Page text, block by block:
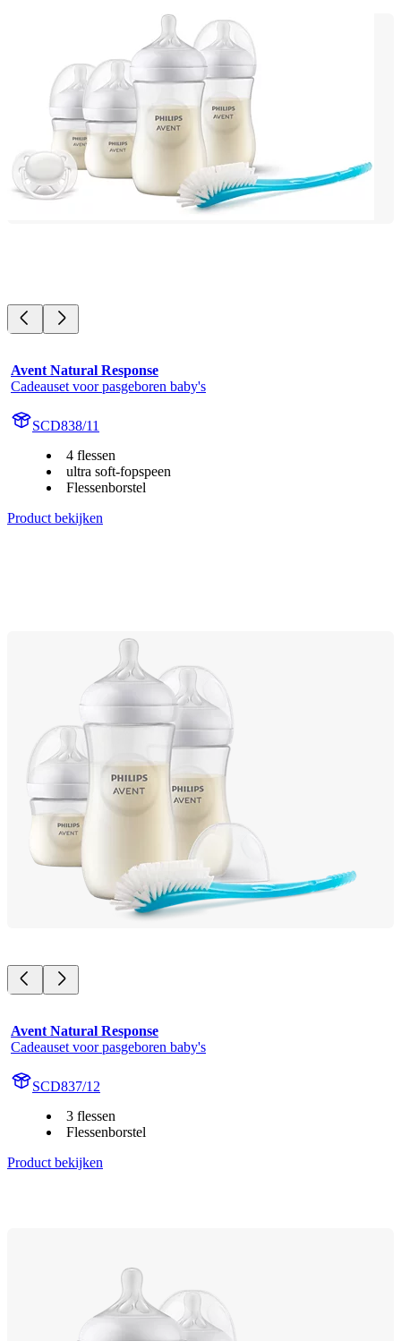
Avent Natural Response
Cadeauset voor pasgeboren baby's
SCD838/11
4 flessen
ultra soft-fopspeen
Flessenborstel
Product bekijken
Avent Natural Response
Cadeauset voor pasgeboren baby's
SCD837/12
3 flessen
Flessenborstel
Product bekijken